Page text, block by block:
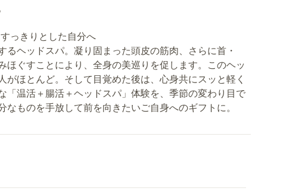
っきりとした自分へ
るヘッドスパ。凝り固まった頭皮の筋肉、さらに首・
ほぐすことにより、全身の美巡りを促します。このヘッ
がほとんど。そして目覚めた後は、心身共にスッと軽く
「温活＋腸活＋ヘッドスパ」体験を、季節の変わり目で
ものを手放して前を向きたいご自身へのギフトに。